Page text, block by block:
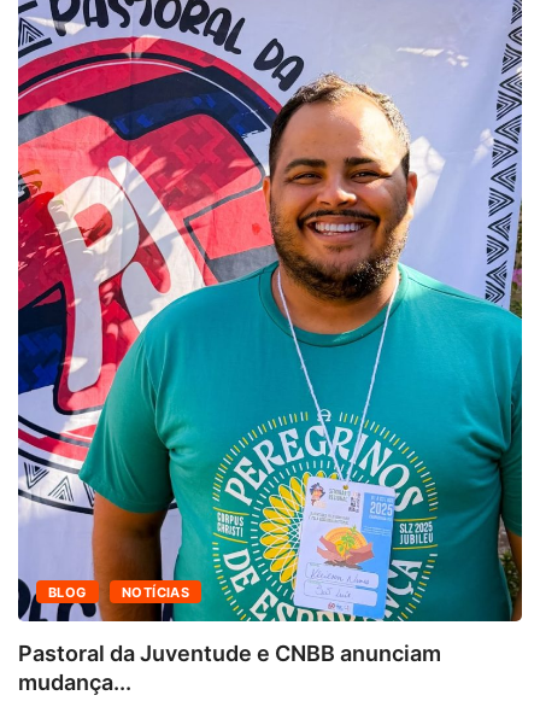
BLOG NOTÍCIAS
Pastoral da Juventude e CNBB anunciam
mudança...